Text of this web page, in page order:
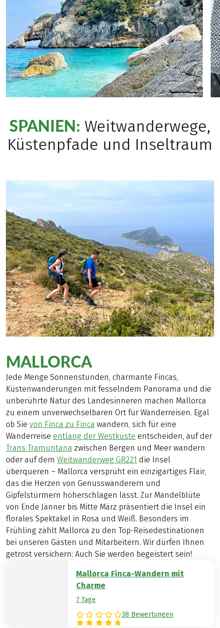
SPANIEN: Weitwanderwege,
Küstenpfade und Inseltraum
MALLORCA
Jede Menge Sonnenstunden, charmante Fincas,
Küstenwanderungen mit fesselndem Panorama und die
unberührte Natur des Landesinneren machen Mallorca
zu einem unverwechselbaren Ort für Wanderreisen. Egal
ob Sie von Finca zu Finca wandern, sich für eine
Wanderreise entlang der Westküste entscheiden, auf der
Trans Tramuntana zwischen Bergen und Meer wandern
oder auf dem Weitwanderweg GR221 die Insel
überqueren – Mallorca versprüht ein einzigartiges Flair,
das die Herzen von Genusswanderern und
Gipfelstürmern höherschlagen lässt. Zur Mandelblüte
von Ende Jänner bis Mitte März präsentiert die Insel ein
florales Spektakel in Rosa und Weiß. Besonders im
Frühling zählt Mallorca zu den Top-Reisedestinationen
bei unseren Gästen und Mitarbeitern. Wir dürfen Ihnen
getrost versichern: Auch Sie werden begeistert sein!
Mallorca Finca-Wandern mit
Charme
7 Tage
38 Bewertungen